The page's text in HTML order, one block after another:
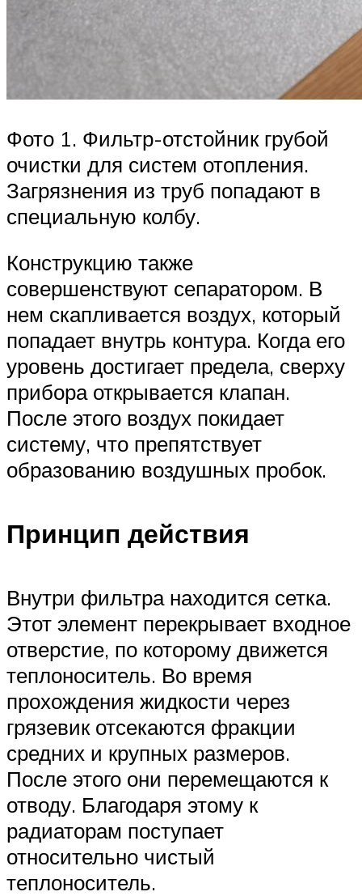
Фото 1. Фильтр-отстойник грубой
очистки для систем отопления.
Загрязнения из труб попадают в
специальную колбу.
Конструкцию также
совершенствуют сепаратором. В
нем скапливается воздух, который
попадает внутрь контура. Когда его
уровень достигает предела, сверху
прибора открывается клапан.
После этого воздух покидает
систему, что препятствует
образованию воздушных пробок.
Принцип действия
Внутри фильтра находится сетка.
Этот элемент перекрывает входное
отверстие, по которому движется
теплоноситель. Во время
прохождения жидкости через
грязевик отсекаются фракции
средних и крупных размеров.
После этого они перемещаются к
отводу. Благодаря этому к
радиаторам поступает
относительно чистый
теплоноситель.